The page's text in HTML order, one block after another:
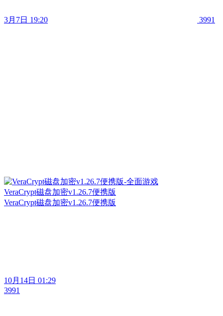
3月7日 19:20 3991
VeraCrypt磁盘加密v1.26.7便携版
VeraCrypt磁盘加密v1.26.7便携版
10月14日 01:29
3991